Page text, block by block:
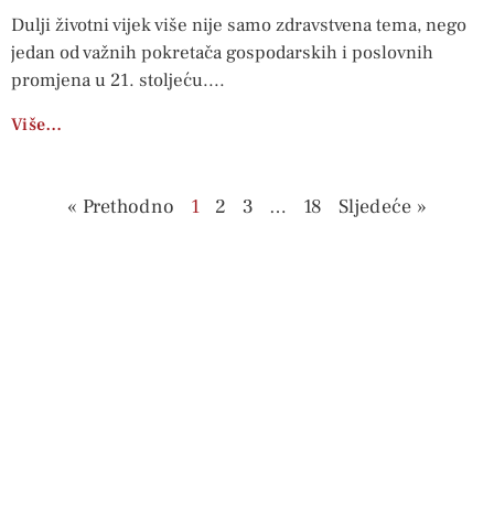
Dulji životni vijek više nije samo zdravstvena tema, nego
jedan od važnih pokretača gospodarskih i poslovnih
promjena u 21. stoljeću.
Više…
« Prethodno 1 2 3 … 18 Sljedeće »